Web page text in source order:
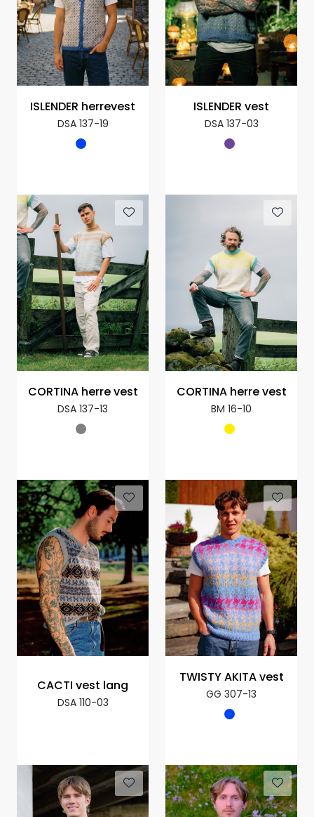
ISLENDER herrevest
DSA 137-19
ISLENDER vest
DSA 137-03
CORTINA herre vest
DSA 137-13
CORTINA herre vest
BM 16-10
CACTI vest lang
DSA 110-03
TWISTY AKITA vest
GG 307-13